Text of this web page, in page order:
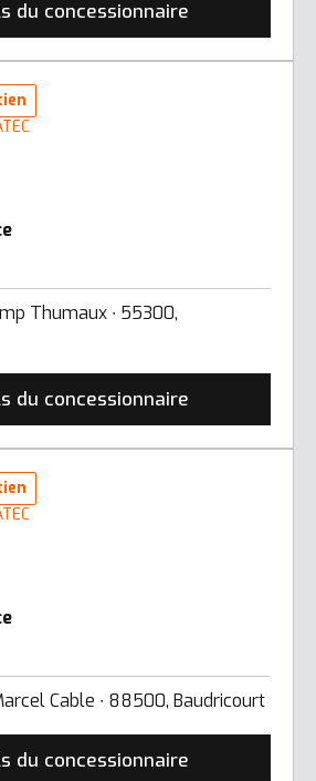
du concessionnaire
Thumaux ∙ 55300,
du concessionnaire
Cable ∙ 88500, Baudricourt
du concessionnaire